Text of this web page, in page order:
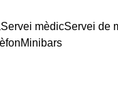
Servei mèdicServei de
Minibars